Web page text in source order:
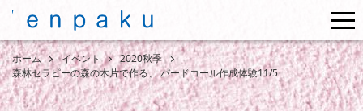
ホーム イベント
2020秋季
森林セラピーの森の木片で作る、 バードコール作成体験11/5